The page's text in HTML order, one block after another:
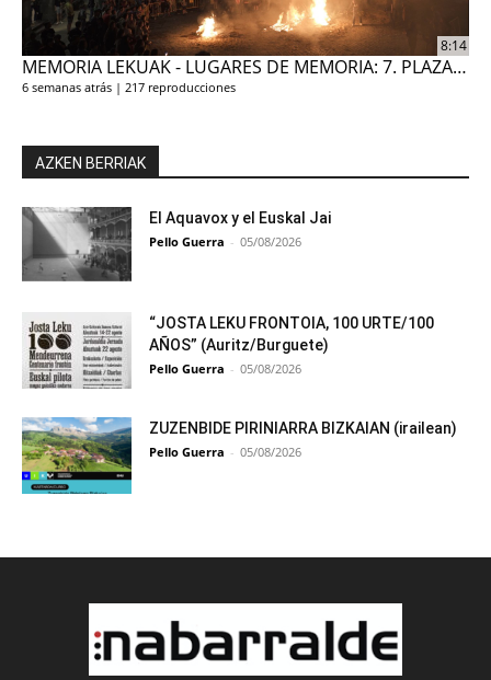
8:14
MEMORIA LEKUAK - LUGARES DE MEMORIA: 7. PLAZAK, HERRIAREN BIHOTZA
6 semanas atrás 217 reproducciones
AZKEN BERRIAK
El Aquavox y el Euskal Jai
Pello Guerra - 05/08/2026
“JOSTA LEKU FRONTOIA, 100 URTE/100
AÑOS” (Auritz/Burguete)
Pello Guerra - 05/08/2026
ZUZENBIDE PIRINIARRA BIZKAIAN (irailean)
Pello Guerra - 05/08/2026